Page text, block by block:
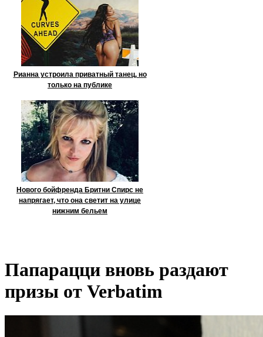
Рианна устроила приватный танец, но
только на публике
Нового бойфренда Бритни Спирс не
напрягает, что она светит на улице
нижним бельем
Папарацци вновь раздают
призы от Verbatim